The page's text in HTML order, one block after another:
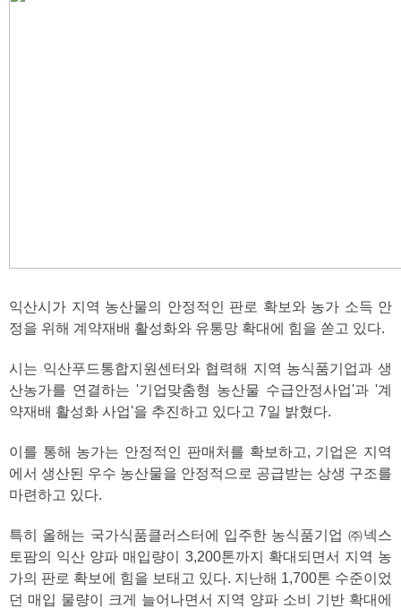
익산시가 지역 농산물의 안정적인 판로 확보와 농가 소득 안
정을 위해 계약재배 활성화와 유통망 확대에 힘을 쏟고 있다.
시는 익산푸드통합지원센터와 협력해 지역 농식품기업과 생
산농가를 연결하는 '기업맞춤형 농산물 수급안정사업'과 '계
약재배 활성화 사업'을 추진하고 있다고 7일 밝혔다.
이를 통해 농가는 안정적인 판매처를 확보하고, 기업은 지역
에서 생산된 우수 농산물을 안정적으로 공급받는 상생 구조를
마련하고 있다.
특히 올해는 국가식품클러스터에 입주한 농식품기업 ㈜넥스
토팜의 익산 양파 매입량이 3,200톤까지 확대되면서 지역 농
가의 판로 확보에 힘을 보태고 있다. 지난해 1,700톤 수준이었
던 매입 물량이 크게 늘어나면서 지역 양파 소비 기반 확대에